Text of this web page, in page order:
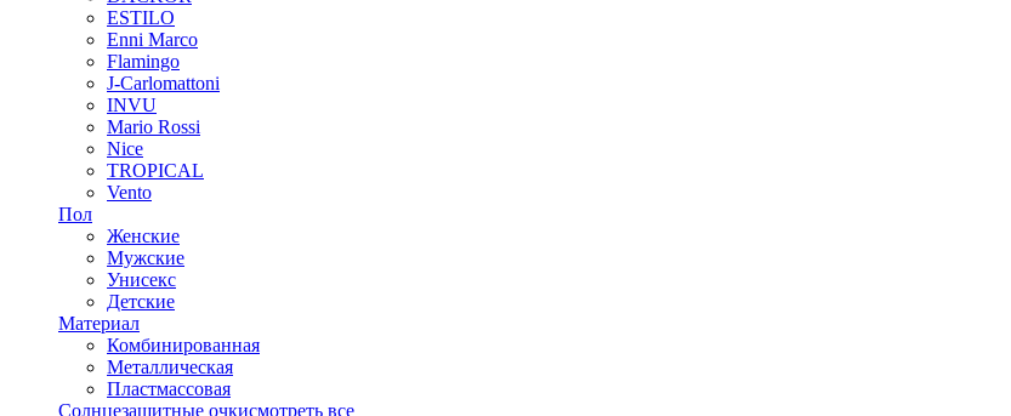
ESTILO
Enni Marco
Flamingo
J-Carlomattoni
INVU
Mario Rossi
Nice
TROPICAL
Vento
Пол
Женские
Мужские
Унисекс
Детские
Материал
Комбинированная
Металлическая
Пластмассовая
Солнцезащитные очкисмотреть все